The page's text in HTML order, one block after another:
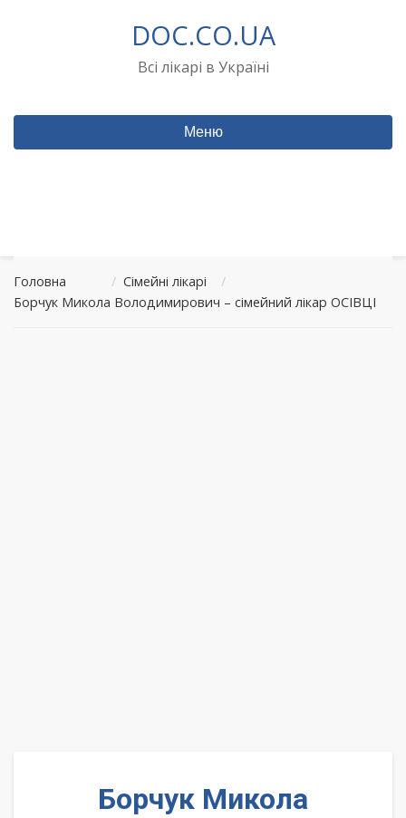
DOC.CO.UA
Всі лікарі в Україні
Меню
Головна / Сімейні лікарі
/
Борчук Микола Володимирович – сімейний лікар ОСІВЦІ
Борчук Микола